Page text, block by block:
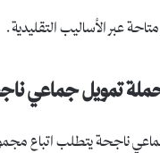
عبر الأساليب التقليدية.
تمويل جماعي
ناجحة يتطلب اتباع